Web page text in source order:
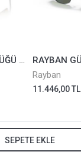
SEPETE EKLE
VERSACE GÜNEŞ GÖZLÜĞÜ 4444-U-314/5
Rayban
11.446,00 TL